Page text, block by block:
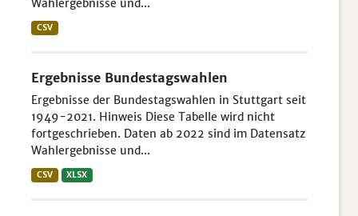
Wahlergebnisse und...
CSV
Ergebnisse Bundestagswahlen
Ergebnisse der Bundestagswahlen in Stuttgart seit
1949-2021. Hinweis Diese Tabelle wird nicht
fortgeschrieben. Daten ab 2022 sind im Datensatz
Wahlergebnisse und...
CSV XLSX